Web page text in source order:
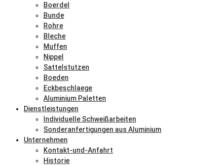
Boerdel
Bunde
Rohre
Bleche
Muffen
Nippel
Sattelstutzen
Boeden
Eckbeschlaege
Aluminium Paletten
Dienstleistungen
Individuelle Schweißarbeiten
Sonderanfertigungen aus Aluminium
Unternehmen
Kontakt-und-Anfahrt
Historie